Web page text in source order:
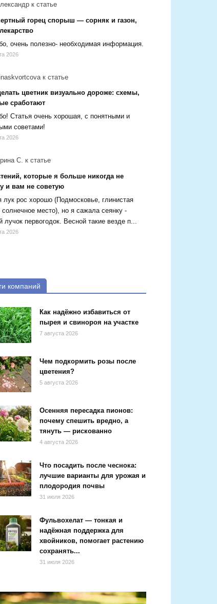
к статье
горец спорыш — сорняк и газон,
очень полезно- необходимая информация.
2026
к статье
цветник визуально дороже: схемы,
сработают
Статья очень хорошая, с понятными и
советами!
2026
С. к статье
которые я больше никогда не
и вам не советую
лук рос хорошо (Подмосковье, глинистая
солнечное место), но я сажала сеянку -
лучок первогодок. Весной такие везде п...
2026
компаний
Как надёжно избавиться от
пырея и свинороя на участке
7 августа 2026
Чем подкормить розы после
цветения?
5 августа 2026
Осенняя пересадка пионов:
почему спешить вредно, а
тянуть — рискованно
4 августа 2026
Что посадить после чеснока:
лучшие варианты для урожая и
плодородия почвы
31 июля 2026
Фульвохелат — тонкая и
надёжная поддержка для
хвойников, помогает растению
сохранять...
31 июля 2026